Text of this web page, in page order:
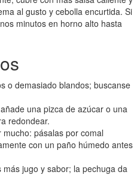
al gusto y cebolla encurtida. Si
minutos en horno alto hasta
o demasiado blandos; buscanse
una pizca de azúcar o una
redondear.
pásalas por comal
con un paño húmedo antes
jugo y sabor; la pechuga da